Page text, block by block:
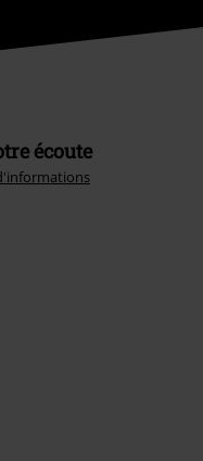
écoute